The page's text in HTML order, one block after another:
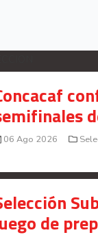
06 Ago 2026
de